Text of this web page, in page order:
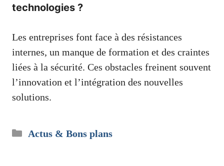
technologies ?
Les entreprises font face à des résistances
internes, un manque de formation et des craintes
liées à la sécurité. Ces obstacles freinent souvent
l’innovation et l’intégration des nouvelles
solutions.
Catégories
Actus & Bons plans